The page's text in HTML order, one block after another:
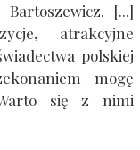
[...]
atrakcyjne
polskiej
mogę
się z nimi